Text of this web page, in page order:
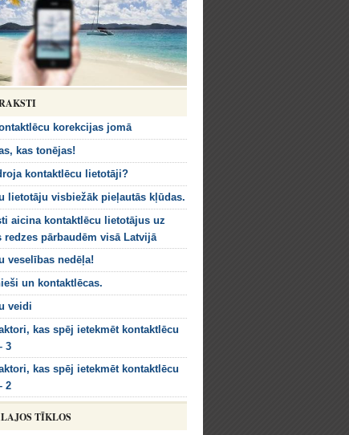
korekcijas jomā
kas tonējas!
kontaktlēcu lietotāji?
lietotāju visbiežāk pieļautās kļūdas.
aicina kontaktlēcu lietotājus uz
redzes pārbaudēm visā Latvijā
veselības nedēļa!
un kontaktlēcas.
veidi
kas spēj ietekmēt kontaktlēcu
3
kas spēj ietekmēt kontaktlēcu
2
TĪKLOS